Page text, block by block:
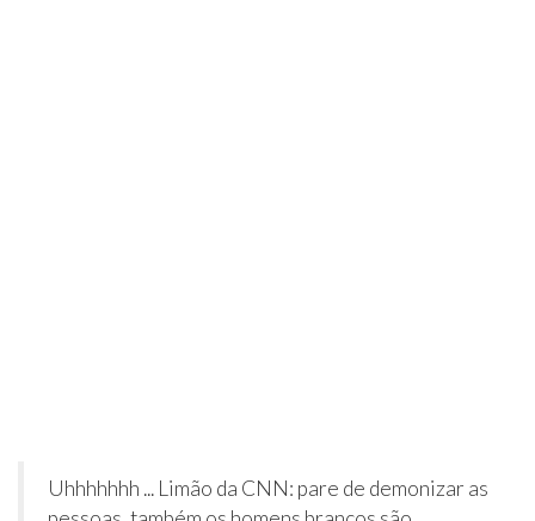
Uhhhhhhh ... Limão da CNN: pare de demonizar as